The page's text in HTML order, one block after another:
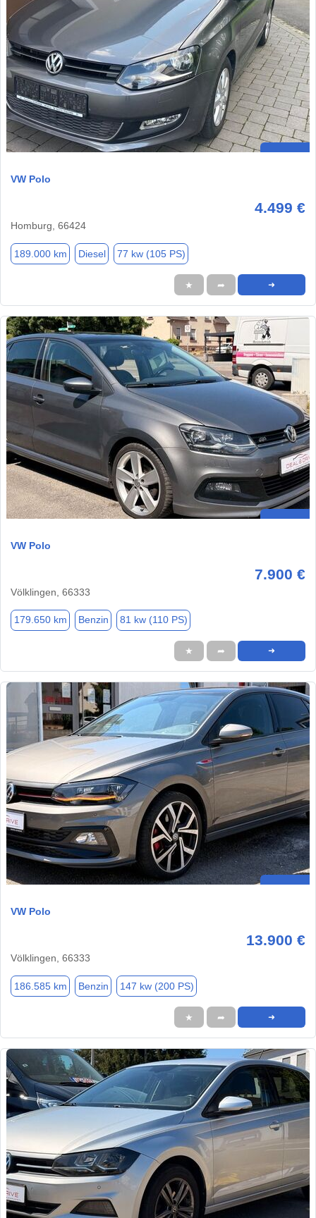
VW Polo
4.499 €
Homburg, 66424
189.000 km Diesel 77 kw (105 PS)
★ ➦ ➜
VW Polo
7.900 €
Völklingen, 66333
179.650 km Benzin 81 kw (110 PS)
★ ➦ ➜
VW Polo
13.900 €
Völklingen, 66333
186.585 km Benzin 147 kw (200 PS)
★ ➦ ➜